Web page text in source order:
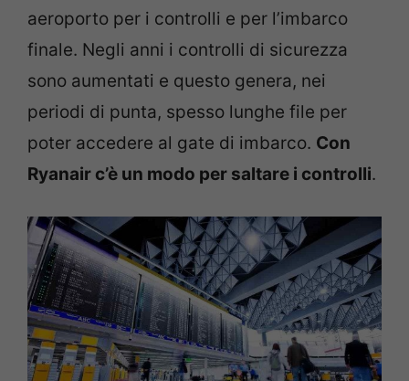
aeroporto per i controlli e per l’imbarco
finale. Negli anni i controlli di sicurezza
sono aumentati e questo genera, nei
periodi di punta, spesso lunghe file per
poter accedere al gate di imbarco. Con
Ryanair c’è un modo per saltare i controlli.